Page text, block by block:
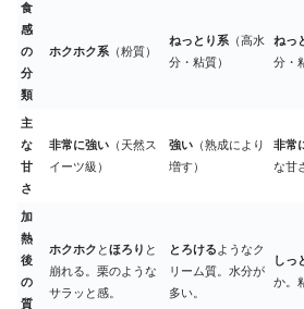
食
感
の
分
類
ホクホク系 （粉質）
ねっとり系 （高水
分・粘質）
ねっ
分・
主
な
甘
さ
非常に強い （天然ス
イーツ級）
強い （熟成により
増す）
非常
な甘
加
熱
後
の
質
ホクホク とほろり と
崩れる。栗のような
サラッと感。
とろける ようなク
リーム質。水分が
多い。
しっ
か。